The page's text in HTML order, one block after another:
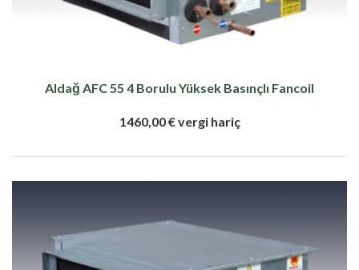
Aldağ AFC 55 4 Borulu Yüksek Basınçlı Fancoil
1460,00 € vergi hariç